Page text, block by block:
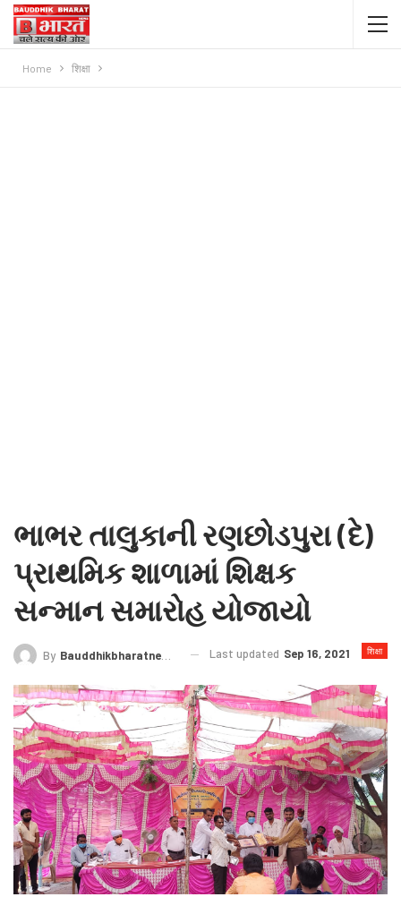
Home शिक्षा
ભાભર તાલુકાની રણછોડપુરા (દે)
પ્રાથમિક શાળામાં શિક્ષક
સન્માન સમારોહ યોજાયો
शिक्षा
By Bauddhikbharatnews@gmail.com Last updated Sep 16, 2021